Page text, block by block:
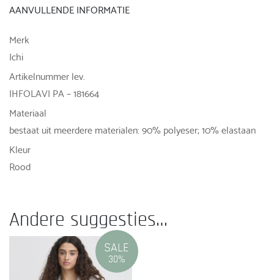
AANVULLENDE INFORMATIE
Merk
Ichi
Artikelnummer lev.
IHFOLAVI PA – 181664
Materiaal
bestaat uit meerdere materialen: 90% polyeser; 10% elastaan
Kleur
Rood
Andere suggesties…
SALE
30%